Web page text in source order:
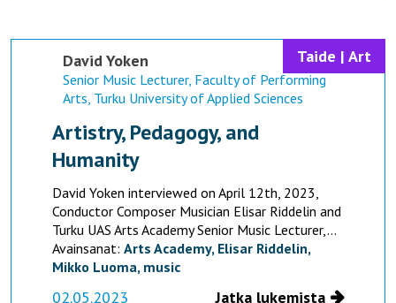
Taide | Art
David Yoken
Senior Music Lecturer, Faculty of Performing
Arts, Turku University of Applied Sciences
Artistry, Pedagogy, and
Humanity
David Yoken interviewed on April 12th, 2023,
Conductor Composer Musician Elisar Riddelin and
Turku UAS Arts Academy Senior Music Lecturer,...
Avainsanat: Arts Academy, Elisar Riddelin,
Mikko Luoma, music
02.05.2023 Jatka lukemista